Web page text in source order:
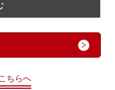
ちらへ